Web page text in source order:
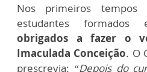
Nos primeiros tempos
estudantes formados
obrigados a fazer o
Imaculada Conceição. O
prescrevia: “Depois do